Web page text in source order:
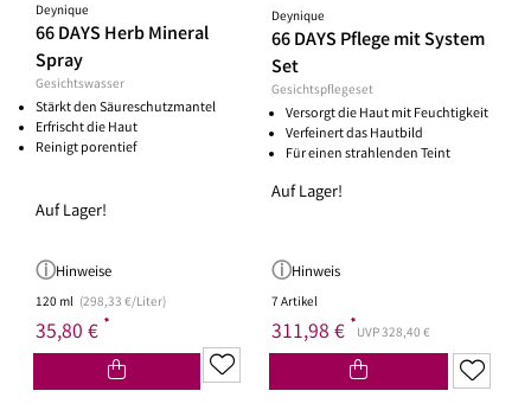
Deynique
66 DAYS Herb Mineral
Spray
Gesichtswasser
Stärkt den Säureschutzmantel
Erfrischt die Haut
Reinigt porentief
Auf Lager!
Hinweise
120 ml (298,33 €/Liter)
35,80 € *
Deynique
66 DAYS Pflege mit System
Set
Gesichtspflegeset
Versorgt die Haut mit Feuchtigkeit
Verfeinert das Hautbild
Für einen strahlenden Teint
Auf Lager!
Hinweis
7 Artikel
311,98 € *UVP 328,40 €